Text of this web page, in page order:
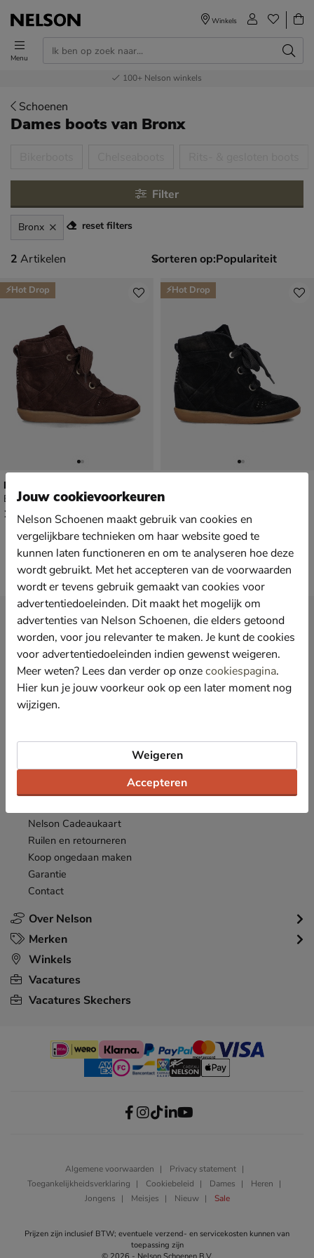
Menu
Winkels
Voor 23.00u besteld,volgende dag in huis
Gratisverzending en retour
Bestel nu,betaal later
100+ Nelson winkels
Schoenen
Dames bootsvan Bronx
Filter
Bronx reset filters
2 artikelen
2 Artikelen Sorteren op:
Bronx Jae-yy
Boots - bruin
€ 189,99
189,
⚡Hot Drop
Boots - zwart
€ 189,99
189,
⚡Hot Drop
Over Nelson
Inloggen
Nelson Cadeaukaart
Ruilen en retourneren
Koop ongedaan maken
Garantie
Contact
Merken
Winkels
Vacatures
Vacatures Skechers
Nieuwsbrief
Ontvang € 10,- welkomstkorting*en blijf op de hoogte van leuke
acties en aanbiedingen!
E-mailadres Inschrijven
Algemene voorwaarden
Privacy statement
Toegankelijkheidsverklaring
Cookiebeleid Dames
Heren
Jongens
Meisjes Nieuw Sale
Prijzen zijn inclusief BTW; eventuele verzend- en servicekosten kunnen van
toepassing zijn
Jouw cookievoorkeuren
Nelson Schoenen maakt gebruik van cookies en
vergelijkbare technieken om haar website goed te
kunnen laten functioneren en om te analyseren hoe deze
wordt gebruikt. Met het accepteren van de voorwaarden
wordt er tevens gebruik gemaakt van cookies voor
advertentiedoeleinden. Dit maakt het mogelijk om
advertenties van Nelson Schoenen, die elders getoond
worden, voor jou relevanter te maken. Je kunt de cookies
voor advertentiedoeleinden indien gewenst weigeren.
Meer weten? Lees dan verder op onzecookiespagina.
Hier kun je jouw voorkeur ook op een later moment nog
wijzigen.
Accepteren
Weigeren